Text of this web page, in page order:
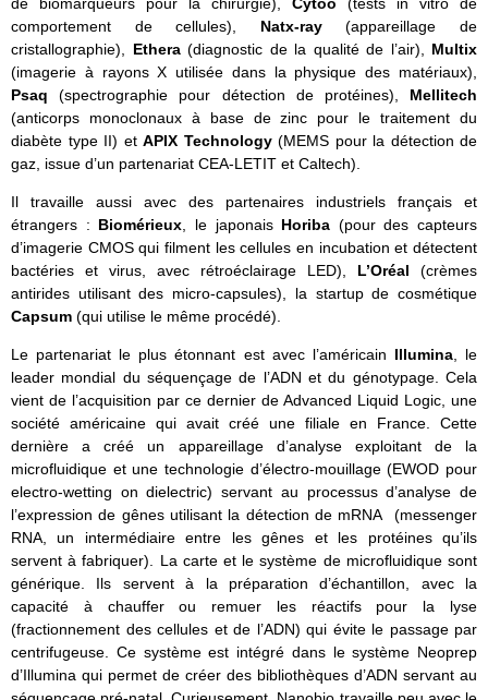
comportement de cellules), Natx-ray(appareillage de
cristallographie), Ethera(diagnostic de la qualité de l’air), Multix
(imagerie à rayons X utilisée dans la physique des matériaux),
Psaq (spectrographie pour détection de protéines), Mellitech
(anticorps monoclonaux à base de zinc pour le traitement du
diabète type II) et APIX Technology (MEMS pour la détection de
gaz, issue d’un partenariat CEA-LETIT et Caltech).
Il travaille aussi avec des partenaires industriels français et
étrangers : Biomérieux , le japonais Horiba (pour des capteurs
d’imagerie CMOS qui filment les cellules en incubation et détectent
bactéries et virus, avec rétroéclairage LED), L’Oréal (crèmes
antirides utilisant des micro-capsules), la startup de cosmétique
Capsum (qui utilise le même procédé).
Le partenariat le plus étonnant est avec l’américain Illumina, le
leader mondial du séquençage de l’ADN et du génotypage. Cela
vient de l’acquisition par ce dernier de Advanced Liquid Logic, une
société américaine qui avait créé une filiale en France. Cette
dernière a créé un appareillage d’analyse exploitant de la
microfluidique et une technologie d’électro-mouillage (EWOD pour
electro-wetting on dielectric) servant au processus d’analyse de
l’expression de gênes utilisant la détection de mRNA (messenger
RNA, un intermédiaire entre les gênes et les protéines qu’ils
servent à fabriquer). La carte et le système de microfluidique sont
générique. Ils servent à la préparation d’échantillon, avec la
capacité à chauffer ou remuer les réactifs pour la lyse
(fractionnement des cellules et de l’ADN) qui évite le passage par
centrifugeuse. Ce système est intégré dans le système Neoprep
d’Illumina qui permet de créer des bibliothèques d’ADN servant au